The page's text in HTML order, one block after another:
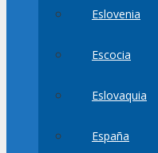
Eslovenia
Escocia
Eslovaquia
España